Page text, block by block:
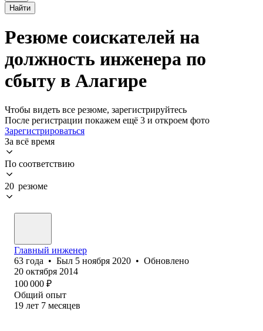
Найти
Резюме соискателей на
должность инженера по
сбыту в Алагире
Чтобы видеть все резюме, зарегистрируйтесь
После регистрации покажем ещё 3 и откроем фото
Зарегистрироваться
За всё время
По соответствию
20 резюме
Главный инженер
63 года • Был 5 ноября 2020 • Обновлено
20 октября 2014
100 000 ₽
Общий опыт
19 лет 7 месяцев